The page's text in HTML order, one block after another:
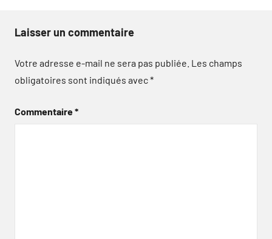
Laisser un commentaire
Votre adresse e-mail ne sera pas publiée. Les champs
obligatoires sont indiqués avec*
Commentaire*